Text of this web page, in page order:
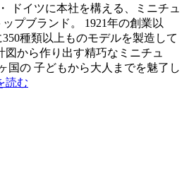
ドイツに本社を構える、ミニチュ
プブランド。 1921年の創業以
種類以上ものモデルを製造して
図から作り出す精巧なミニチュ
国の 子どもから大人までを魅了し
読む